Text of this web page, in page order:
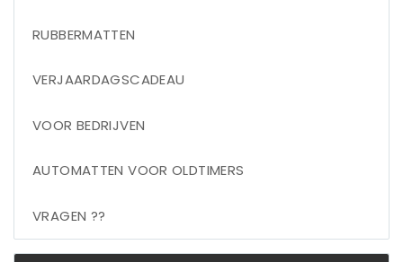
RUBBERMATTEN
VERJAARDAGSCADEAU
VOOR BEDRIJVEN
AUTOMATTEN VOOR OLDTIMERS
VRAGEN ??